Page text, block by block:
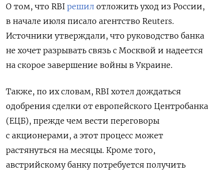
О том, что RBI решил отложить уход из России,
в начале июля писало агентство Reuters.
Источники утверждали, что руководство банка
не хочет разрывать связь с Москвой и надеется
на скорое завершение войны в Украине.
Также, по их словам, RBI хотел дождаться
одобрения сделки от европейского Центробанка
(ЕЦБ), прежде чем вести переговоры
с акционерами, а этот процесс может
растянуться на месяцы. Кроме того,
австрийскому банку потребуется получить